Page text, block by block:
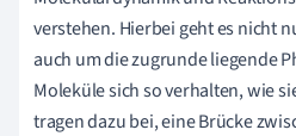
verstehen. Hierbei geht es nicht
auch um die zugrunde liegende
Moleküle sich so verhalten, wie
tragen dazu bei, eine Brücke